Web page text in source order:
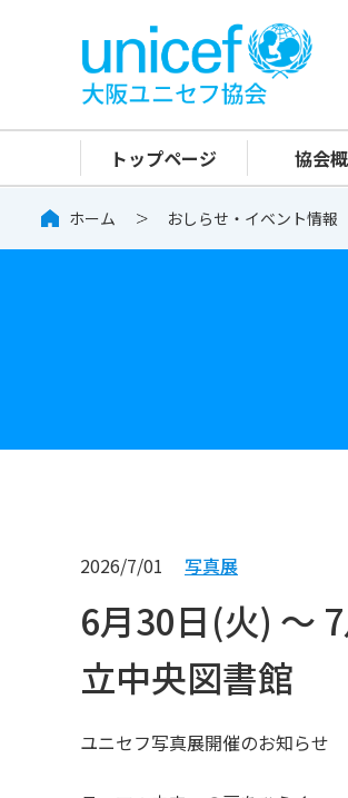
トップページ 協会
ホーム おしらせ・イベント情報
2026/7/01 写真展
6月30日(火) ～
立中央図書館
ユニセフ写真展開催のお知らせ